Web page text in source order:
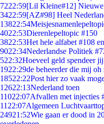
7222:59[Lil Kleine#12]
3422:59[AZ#98] Heel
13822:54
4022:53Dierenlepeltopic #150
3822:53Het hele alfabet #108
9022:34Nederlandse Politiek
522:32Hoeveel geld spendeer
1922:29de beheerder die mij oh
18522:22Post hier zo vaak
12622:13Nederland toen
11022:07Afvallen met injecties
11 22:07Algemeen
24921:52Wie gaan er dood in